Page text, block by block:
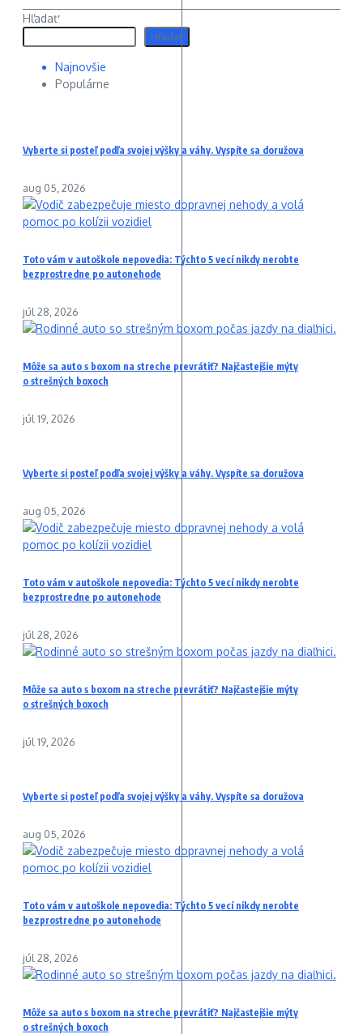
Hľadať
Hľadať
Najnovšie
Populárne
Vyberte si posteľ podľa svojej výšky a váhy. Vyspíte sa doružova
aug 05, 2026
Toto vám v autoškole nepovedia: Týchto 5 vecí nikdy nerobte
bezprostredne po autonehode
júl 28, 2026
Môže sa auto s boxom na streche prevrátiť? Najčastejšie mýty
o strešných boxoch
júl 19, 2026
Vyberte si posteľ podľa svojej výšky a váhy. Vyspíte sa doružova
aug 05, 2026
Toto vám v autoškole nepovedia: Týchto 5 vecí nikdy nerobte
bezprostredne po autonehode
júl 28, 2026
Môže sa auto s boxom na streche prevrátiť? Najčastejšie mýty
o strešných boxoch
júl 19, 2026
Vyberte si posteľ podľa svojej výšky a váhy. Vyspíte sa doružova
aug 05, 2026
Toto vám v autoškole nepovedia: Týchto 5 vecí nikdy nerobte
bezprostredne po autonehode
júl 28, 2026
Môže sa auto s boxom na streche prevrátiť? Najčastejšie mýty
o strešných boxoch